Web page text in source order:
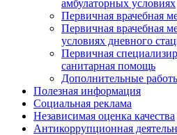
амбулаторных условиях
Первичная врачебная
Первичная врачебная
условиях дневного
Первичная
санитарная помощь
Дополнительные
Полезная информация
Социальная реклама
Независимая оценка качества
Антикоррупционная